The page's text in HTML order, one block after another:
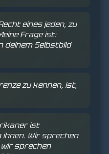
eines jeden, zu
Frage ist:
deinem Selbstbild
zu kennen, ist,
ist
ihnen. Wir sprechen
sprechen